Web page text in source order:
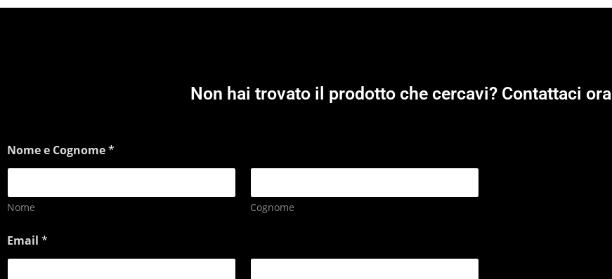
Non hai trovato il prodotto che cercavi? Contattaci ora
Nome e Cognome*
Nome Cognome
Email *